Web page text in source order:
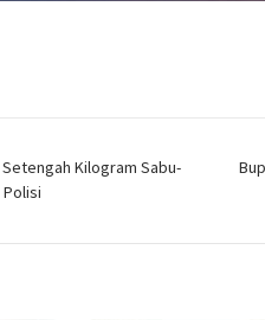
Kilogram Sabu-
Polisi